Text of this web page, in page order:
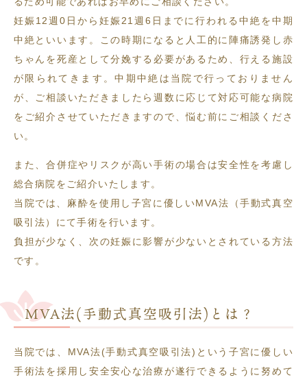
妊娠12週0日から妊娠21週6日までに行われる中絶を中期
中絶といいます。この時期になると人工的に陣痛誘発し赤
ちゃんを死産として分娩する必要があるため、行える施設
が限られてきます。中期中絶は当院で行っておりません
が、ご相談いただきましたら週数に応じて対応可能な病院
をご紹介させていただきますので、悩む前にご相談くださ
い。
また、合併症やリスクが高い手術の場合は安全性を考慮し
総合病院をご紹介いたします。
当院では、麻酔を使用し子宮に優しいMVA法（手動式真空
吸引法）にて手術を行います。
負担が少なく、次の妊娠に影響が少ないとされている方法
です。
MVA法(手動式真空吸引法)とは？
当院では、MVA法(手動式真空吸引法)という子宮に優しい
手術法を採用し安全安心な治療が遂行できるように努めて